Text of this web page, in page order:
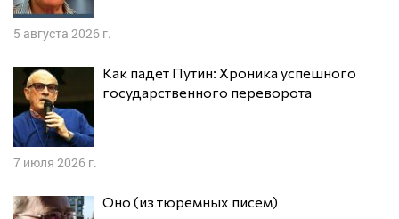
5 августа 2026 г.
Как падет Путин: Хроника успешного
государственного переворота
7 июля 2026 г.
Оно (из тюремных писем)